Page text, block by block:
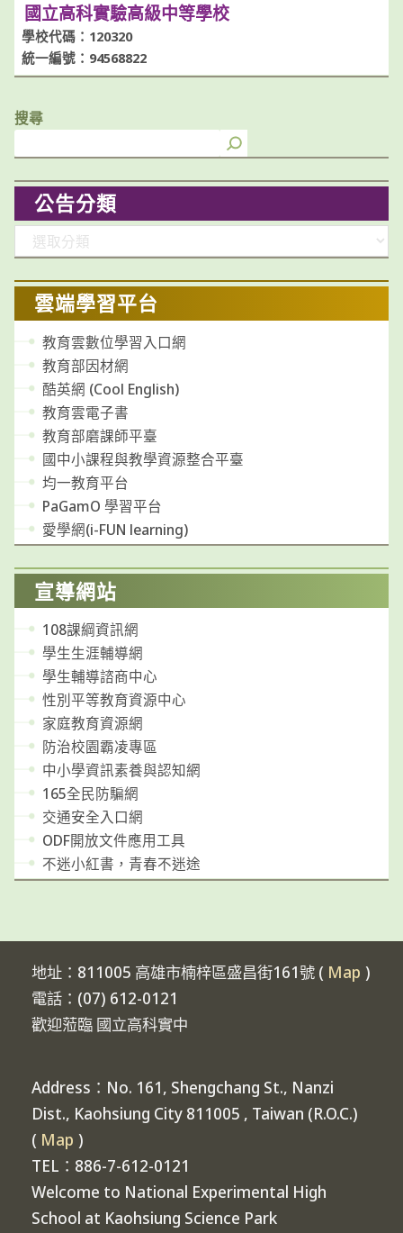
國立高科實驗高級中等學校
學校代碼：120320
統一編號：94568822
搜尋
公告分類
類
雲端學習平台
教育雲數位學習入口網
教育部因材網
酷英網 (Cool English)
教育雲電子書
教育部磨課師平臺
國中小課程與教學資源整合平臺
均一教育平台
PaGamO 學習平台
愛學網(i-FUN learning)
宣導網站
108課綱資訊網
學生生涯輔導網
學生輔導諮商中心
性別平等教育資源中心
家庭教育資源網
防治校園霸凌專區
中小學資訊素養與認知網
165全民防騙網
交通安全入口網
ODF開放文件應用工具
不迷小紅書，青春不迷途
地址：811005 高雄市楠梓區盛昌街161號 ( Map )
電話：(07) 612-0121
歡迎蒞臨 國立高科實中
Address：No. 161, Shengchang St., Nanzi
Dist., Kaohsiung City 811005 , Taiwan (R.O.C.)
( Map )
TEL：886-7-612-0121
Welcome to National Experimental High
School at Kaohsiung Science Park